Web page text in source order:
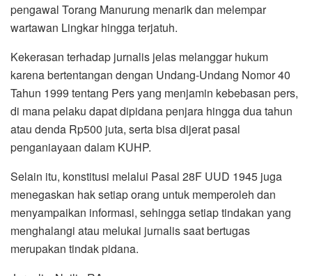
pengawal Torang Manurung menarik dan melempar
wartawan Lingkar hingga terjatuh.
Kekerasan terhadap jurnalis jelas melanggar hukum
karena bertentangan dengan Undang-Undang Nomor 40
Tahun 1999 tentang Pers yang menjamin kebebasan pers,
di mana pelaku dapat dipidana penjara hingga dua tahun
atau denda Rp500 juta, serta bisa dijerat pasal
penganiayaan dalam KUHP.
Selain itu, konstitusi melalui Pasal 28F UUD 1945 juga
menegaskan hak setiap orang untuk memperoleh dan
menyampaikan informasi, sehingga setiap tindakan yang
menghalangi atau melukai jurnalis saat bertugas
merupakan tindak pidana.